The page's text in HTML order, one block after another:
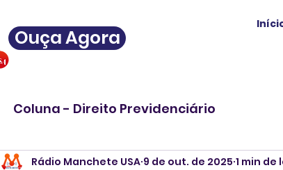
Ouça Agora
Coluna - Direito Previdenciário
Rádio Manchete USA 9 de out. de 2025 1 min de